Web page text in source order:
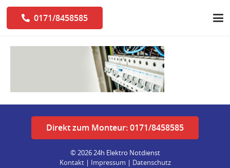
0171/8458585
Direkt zum Monteur: 0171/8458585
© 2026 24h Elektro Notdienst
Kontakt| Impressum | Datenschutz